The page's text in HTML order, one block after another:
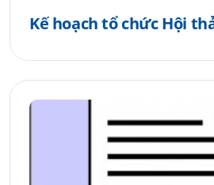
Kế hoạch tổ chức Hội